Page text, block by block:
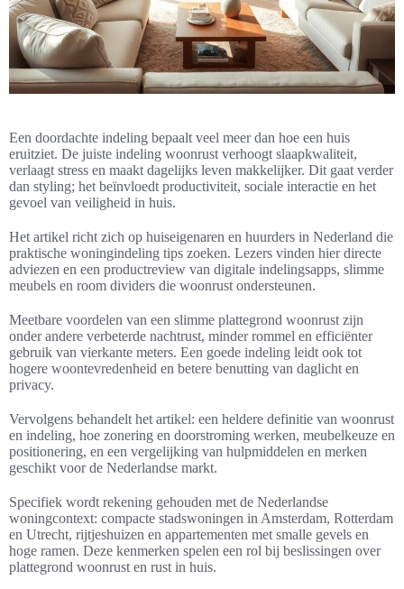
Een doordachte indeling bepaalt veel meer dan hoe een huis
eruitziet. De juiste indeling woonrust verhoogt slaapkwaliteit,
verlaagt stress en maakt dagelijks leven makkelijker. Dit gaat verder
dan styling; het beïnvloedt productiviteit, sociale interactie en het
gevoel van veiligheid in huis.
Het artikel richt zich op huiseigenaren en huurders in Nederland die
praktische woningindeling tips zoeken. Lezers vinden hier directe
adviezen en een productreview van digitale indelingsapps, slimme
meubels en room dividers die woonrust ondersteunen.
Meetbare voordelen van een slimme plattegrond woonrust zijn
onder andere verbeterde nachtrust, minder rommel en efficiënter
gebruik van vierkante meters. Een goede indeling leidt ook tot
hogere woontevredenheid en betere benutting van daglicht en
privacy.
Vervolgens behandelt het artikel: een heldere definitie van woonrust
en indeling, hoe zonering en doorstroming werken, meubelkeuze en
positionering, en een vergelijking van hulpmiddelen en merken
geschikt voor de Nederlandse markt.
Specifiek wordt rekening gehouden met de Nederlandse
woningcontext: compacte stadswoningen in Amsterdam, Rotterdam
en Utrecht, rijtjeshuizen en appartementen met smalle gevels en
hoge ramen. Deze kenmerken spelen een rol bij beslissingen over
plattegrond woonrust en rust in huis.